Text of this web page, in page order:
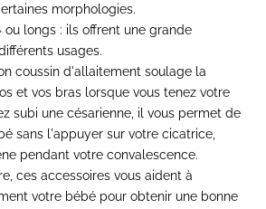
morphologies.
ou longs : ils offrent une grande
usages.
coussin d'allaitement soulage la
et vos bras lorsque vous tenez votre
subi une césarienne, il vous permet de
sans l'appuyer sur votre cicatrice,
pendant votre convalescence.
ces accessoires vous aident à
votre bébé pour obtenir une bonne